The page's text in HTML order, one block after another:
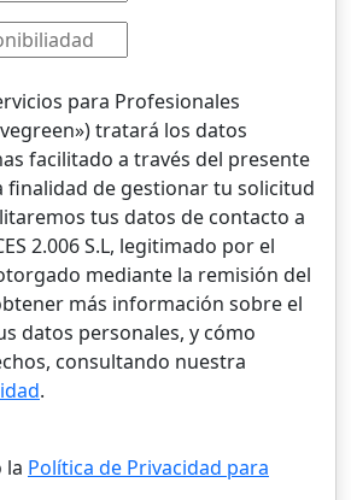
para Profesionales
tratará los datos
facilitado a través del presente
de gestionar tu solicitud
tus datos de contacto a
2.006 S.L, legitimado por el
mediante la remisión del
más información sobre el
datos personales, y cómo
consultando nuestra
.
la Política de Privacidad para